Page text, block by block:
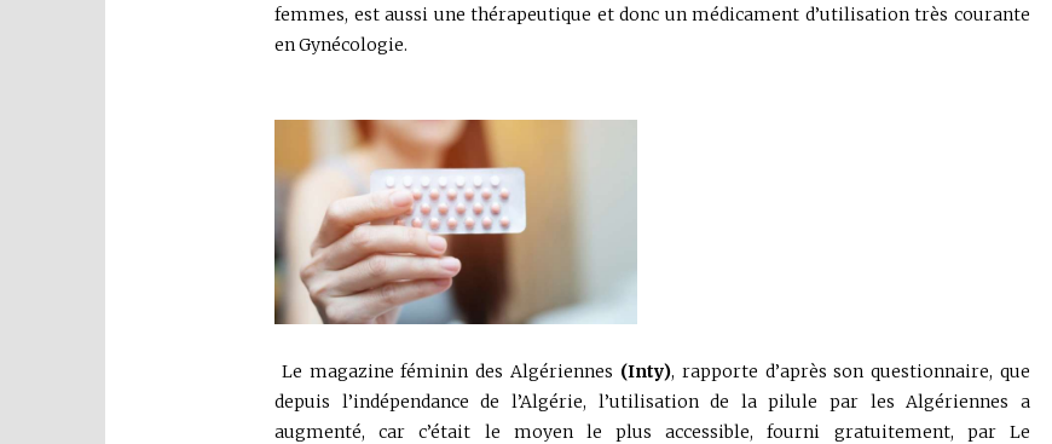
femmes, est aussi une thérapeutique et donc un médicament d’utilisation très courante
en Gynécologie.
Le magazine féminin des Algériennes (Inty), rapporte d’après son questionnaire, que
depuis l’indépendance de l’Algérie, l’utilisation de la pilule par les Algériennes a
augmenté, car c’était le moyen le plus accessible, fourni gratuitement, par Le